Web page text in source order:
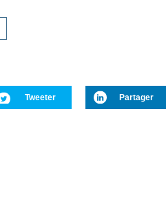
Tweeter Partager